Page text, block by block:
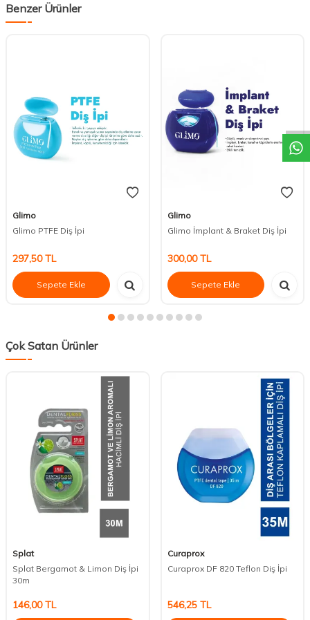
Benzer Ürünler
Glimo
Glimo PTFE Diş İpi
297,50TL
Sepete Ekle
Glimo
Glimo İmplant & Braket Diş İpi
300,00TL
Sepete Ekle
Çok Satan Ürünler
Splat
Splat Bergamot & Limon Diş İpi
30m
146,00TL
Curaprox
Curaprox DF 820 Teflon Diş İpi
546,25TL